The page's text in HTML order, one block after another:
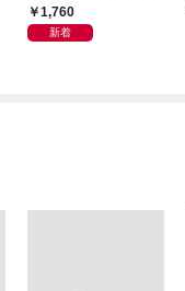
スト1,760
新着